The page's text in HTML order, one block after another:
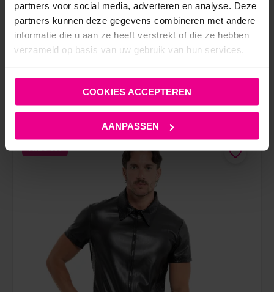
partners voor social media, adverteren en analyse. Deze
partners kunnen deze gegevens combineren met andere
informatie die u aan ze heeft verstrekt of die ze hebben
verzameld op basis van uw gebruik van hun services.
COOKIES ACCEPTEREN
AANPASSEN
WICKED – SENSUAL MASSAGE CREAM – SAGE + SEA
SALT – 120 ML
Op voorraad
€24,95 €10,00
NIEUW!